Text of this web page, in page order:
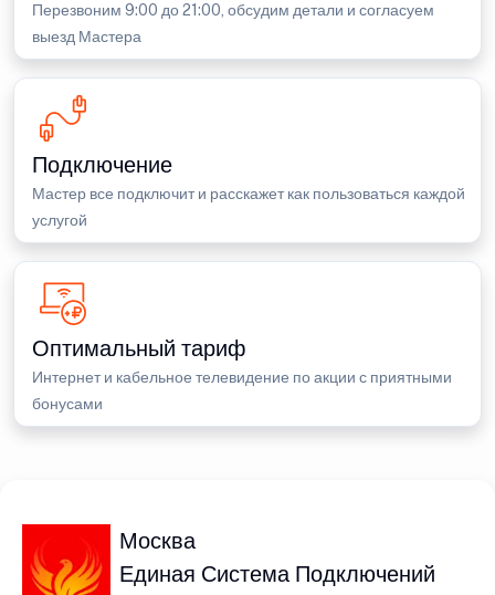
Перезвоним 9:00 до 21:00, обсудим детали и согласуем
выезд Мастера
Подключение
Мастер все подключит и расскажет как пользоваться каждой
услугой
Оптимальный тариф
Интернет и кабельное телевидение по акции с приятными
бонусами
Москва
Единая Система Подключений